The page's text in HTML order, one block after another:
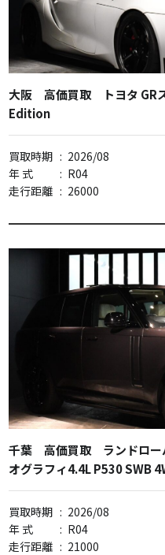
大阪 高価買取 トヨタ GR
Edition
買取時期 : 2026/08
年 式
: R04
走行距離 : 26000
千葉 高価買取 ランドロー
オグラフィ4.4L P530 SWB
買取時期 : 2026/08
年 式
: R04
走行距離 : 21000